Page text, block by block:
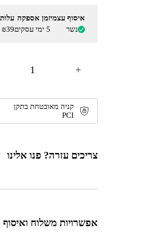
איסוף עצמי
נשר
זמן אספקה
5 ימי עסקים
₪39 - ₪19
+
קניה מאובטחת בתקן
PCI
צריכים עזרה? פנו אלינו
אפשרויות משלוח ואיסוף